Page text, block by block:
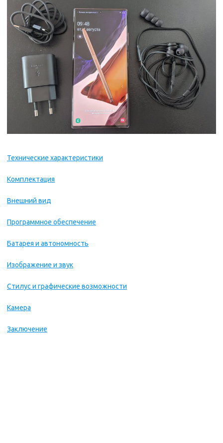
Технические характеристики
Комплектация
Внешний вид
Программное обеспечение
Батарея и автономность
Изображение и звук
Стилус и графические возможности
Камера
Заключение